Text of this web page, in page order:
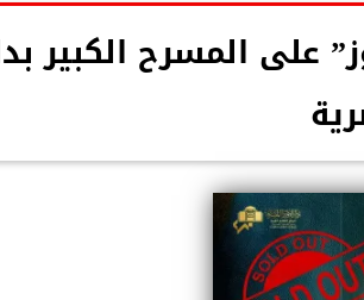
على المسرح الكبير